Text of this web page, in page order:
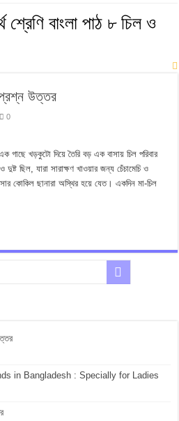
শ্রেণি বাংলা পাঠ ৮ চিল ও
প্রশ্ন উত্তর
0
গাছে খড়কুটো দিয়ে তৈরি বড় এক বাসায় চিল পরিবার
ছিল, যারা সারাক্ষণ খাওয়ার জন্য চেঁচামেচি ও
কোকিল ছানারা অস্থির হয়ে যেত। একদিন মা-চিল
in Bangladesh : Specially for Ladies